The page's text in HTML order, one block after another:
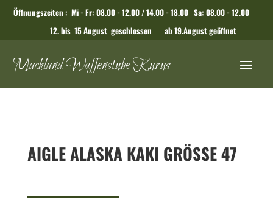
Öffnungszeiten : Mi - Fr: 08.00 - 12.00 / 14.00 - 18.00 Sa: 08.00 - 12.00
12. bis 15 August geschlossen ab 19.August geöffnet
Machland Waffenstube Kurus
AIGLE ALASKA KAKI GRÖSSE 47